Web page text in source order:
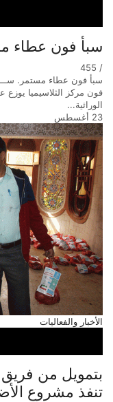
سبأ فون عطاء
/
455
سبأ فون عطاء مستمر.
فون مركز الثلاسيميا
الوراثية...
23 أغسطس
الأخبار والفعاليات
بتمويل من فريق
تنفذ مشروع